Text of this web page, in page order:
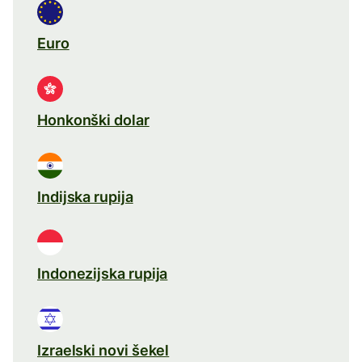
Euro
Honkonški dolar
Indijska rupija
Indonezijska rupija
Izraelski novi šekel